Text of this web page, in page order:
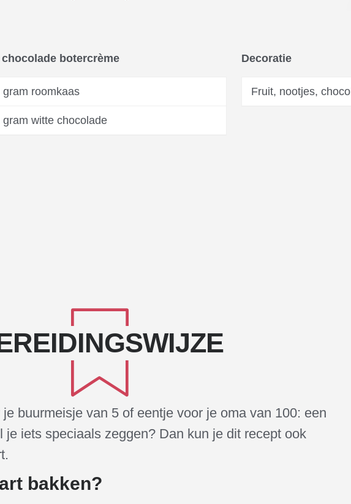
botercrème
gram roomkaas
gram witte chocolade
Decoratie
Fruit, nootjes,
buurmeisje van 5 of eentje voor je oma van 100: een
iets speciaals zeggen? Dan kun je dit recept ook
bakken?